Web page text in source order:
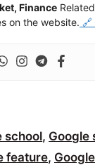
Finance
on the website. 🔗
school, Google
feature,